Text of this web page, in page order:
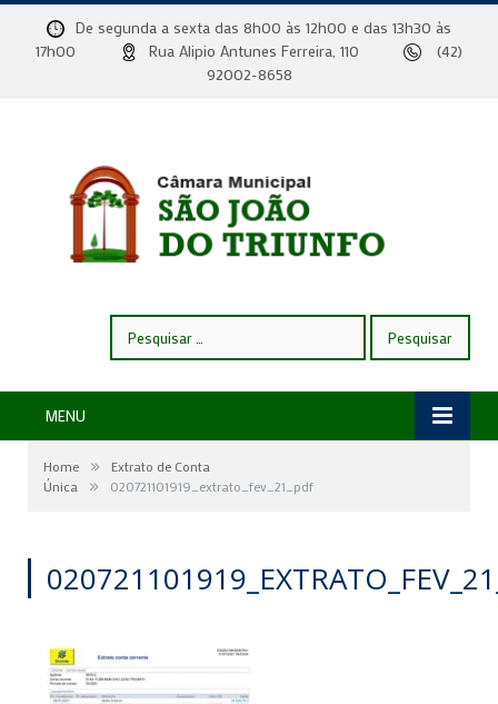
De segunda a sexta das 8h00 às 12h00 e das 13h30 às
17h00
Rua Alipio Antunes Ferreira, 110
(42)
92002-8658
por:
MENU
Home »
Extrato de Conta
Única
» 020721101919_extrato_fev_21_pdf